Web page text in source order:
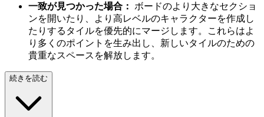
一致が見つかった場合：
ボードのより大きなセクショ
ンを開いたり、より高レベルのキャラクターを作成し
たりするタイルを優先的にマージします。これらはよ
り多くのポイントを生み出し、新しいタイルのための
貴重なスペースを解放します。
続きを読む